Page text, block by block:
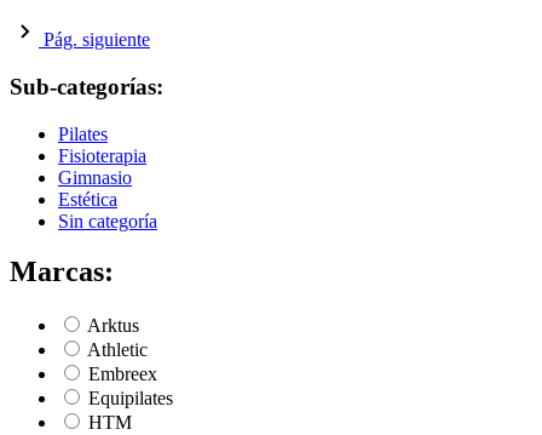
Pág. siguiente
Sub-categorías:
Pilates
Fisioterapia
Gimnasio
Estética
Sin categoría
Marcas:
Arktus
Athletic
Embreex
Equipilates
HTM